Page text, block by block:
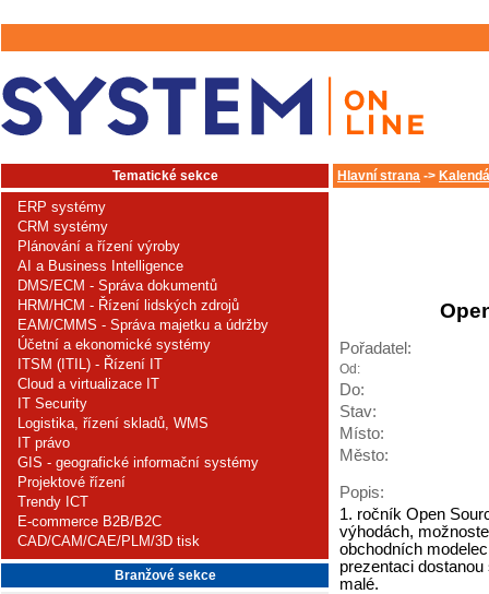
Tematické sekce
ERP systémy
CRM systémy
Plánování a řízení výroby
AI a Business Intelligence
DMS/ECM - Správa dokumentů
HRM/HCM - Řízení lidských zdrojů
EAM/CMMS - Správa majetku a údržby
Účetní a ekonomické systémy
ITSM (ITIL) - Řízení IT
Cloud a virtualizace IT
IT Security
Logistika, řízení skladů, WMS
IT právo
GIS - geografické informační systémy
Projektové řízení
Trendy ICT
E-commerce B2B/B2C
CAD/CAM/CAE/PLM/3D tisk
Branžové sekce
Hlavní strana ->
Pořadatel:
Od:
Do:
Stav:
Místo:
Město:
Popis:
1. ročník Open
výhodách,
obchodních
prezentaci
malé.